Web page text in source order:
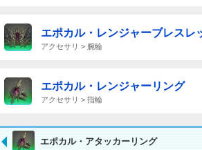
エポカル・レンジャーブレスレ
アクセサリ > 腕輪
エポカル・レンジャーリング
アクセサリ > 指輪
エポカル・アタッカーリング